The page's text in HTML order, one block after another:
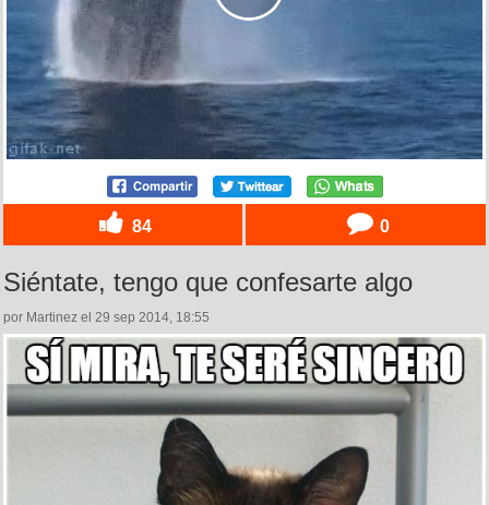
84 0
Siéntate, tengo que confesarte algo
por Martinez el 29 sep 2014, 18:55